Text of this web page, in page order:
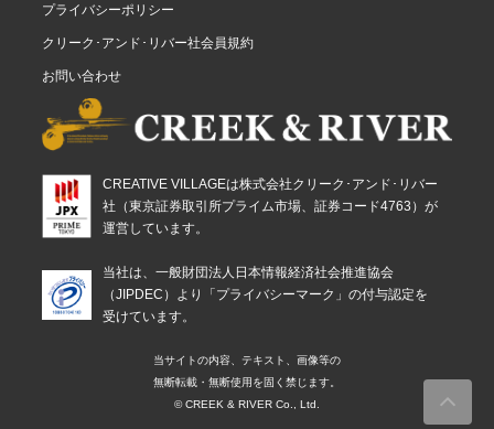
プライバシーポリシー
クリーク･アンド･リバー社会員規約
お問い合わせ
CREATIVE VILLAGEは株式会社クリーク･アンド･リバー
社（東京証券取引所プライム市場、証券コード4763）が
運営しています。
当社は、一般財団法人日本情報経済社会推進協会
（JIPDEC）より「プライバシーマーク」の付与認定を
受けています。
当サイトの内容、テキスト、画像等の
無断転載・無断使用を固く禁じます。
© CREEK & RIVER Co., Ltd.